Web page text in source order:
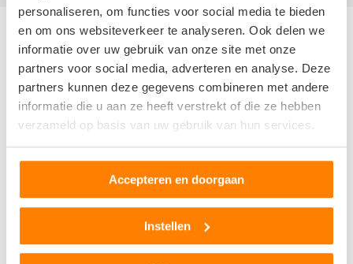
personaliseren, om functies voor social media te bieden
en om ons websiteverkeer te analyseren. Ook delen we
informatie over uw gebruik van onze site met onze
partners voor social media, adverteren en analyse. Deze
partners kunnen deze gegevens combineren met andere
informatie die u aan ze heeft verstrekt of die ze hebben
verzameld op basis van uw gebruik van hun services.
Accepteren en doorgaan
Instellen
Andere autosloperijen in de buurt
Bent u op zoek naar een andere autosloperij, autosloop of
autodemontagebedrijf in de buurt van Mestebeld Trucks B.V.
Trucks & Trailers? Hieronder vind u een overzicht van
helpen als u uw sloopauto wilt verkopen of als u
tweedehands of gebruikte auto onderdelen wilt aanschaffen.
Sloopauto ophaalservice
Regio Overijssel